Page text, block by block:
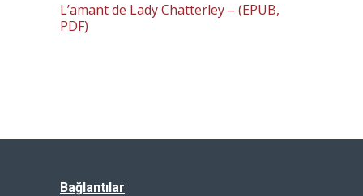
L’amant de Lady Chatterley – (EPUB,
PDF)
Bağlantılar